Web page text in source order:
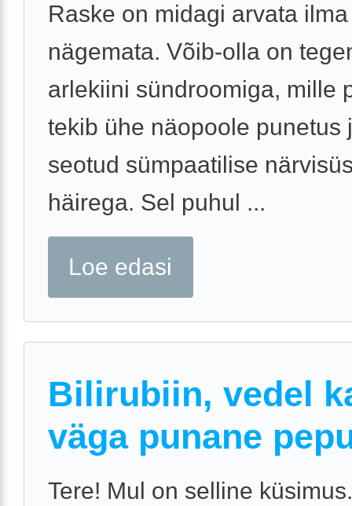
Raske on midagi arvata ilma
nägemata. Võib-olla on
arlekiini sündroomiga, mille
tekib ühe näopoole punetus
seotud sümpaatilise
häirega. Sel puhul ...
Loe edasi
Bilirubiin, vedel
väga punane
Tere! Mul on selline